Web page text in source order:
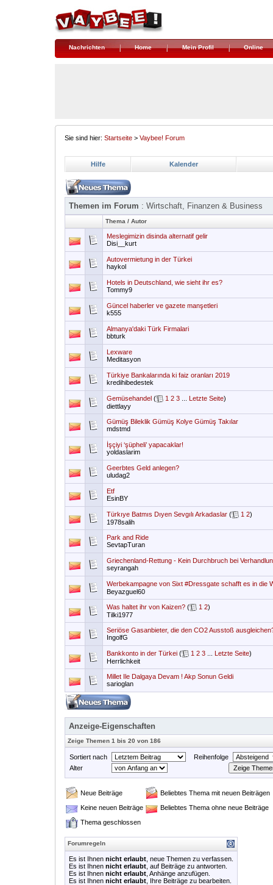
Nachrichten Home Mein Profil Online
Sie sind hier: Startseite > Vaybee! Forum
Hilfe Kalender
Themen im Forum : Wirtschaft, Finanzen & Business
Thema / Autor
Meslegimizin disinda alternatif gelir
Disi__kurt
Autovermietung in der Türkei
haykol
Hotels in Deutschland, wie sieht ihr es?
Tommy9
Güncel haberler ve gazete manşetleri
k555
Almanya'daki Türk Firmalari
bbturk
Lexware
Meditasyon
Türkiye Bankalarında ki faiz oranları 2019
kredihibedestek
Gemüsehandel ( 1 2 3 Letzte Seite)
diettlayy
Gümüş Bileklik Gümüş Kolye Gümüş Takılar
mdstmd
İşçiyi ‘şüpheli’ yapacaklar!
yoldaslarim
Geerbtes Geld anlegen?
uludag2
Etf
EsinBY
Türkıye Batmıs Dıyen Sevgılı Arkadaslar ( 1 2)
1978salih
Park and Ride
SevtapTuran
Griechenland-Rettung - Kein Durchbruch bei
seyrangah
Werbekampagne von Sixt #Dressgate schafft es in die
Beyazguel60
Was haltet ihr von Kaizen? ( 1 2)
Tilki1977
Seriöse Gasanbieter, die den CO2 Ausstoß
IngolfG
Bankkonto in der Türkei ( 1 2 3 Letzte Seite)
Herrlichkeit
Millet Ile Dalgaya Devam ! Akp Sonun Geldi
sarioglan
Anzeige-Eigenschaften
Zeige Themen 1 bis 20 von 186
Sortiert nach
Reihenfolge
Alter
Neue Beiträge
Beliebtes Thema mit neuen Beiträgen
Keine neuen Beiträge
Beliebtes Thema ohne neue Beiträge
Thema geschlossen
Forumregeln
Es ist Ihnen nicht erlaubt , neue Themen zu verfassen.
Es ist Ihnen nicht erlaubt , auf Beiträge zu antworten.
Es ist Ihnen nicht erlaubt , Anhänge anzufügen.
Es ist Ihnen nicht erlaubt , Ihre Beiträge zu bearbeiten.